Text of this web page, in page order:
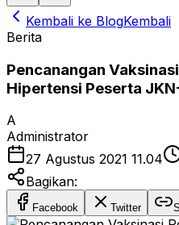
Kembali ke BlogKembali
Berita
Pencanangan
Hipertensi Peserta
A
Administrator
27 Agustus 2021 11.04
Bagikan:
Facebook Twitter